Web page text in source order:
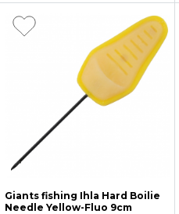
Giants fishing Ihla Hard Boilie
Needle Yellow-Fluo 9cm